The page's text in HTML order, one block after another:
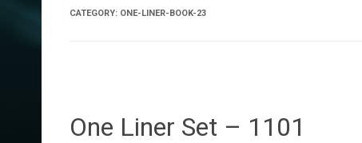
CATEGORY: ONE-LINER-BOOK-23
One Liner Set – 1101